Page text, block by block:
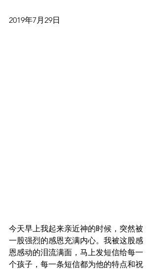
2019年7月29日
今天早上我起来亲近神的时候，突然被
一股强烈的感恩充满内心。我被这股感
恩感动的泪流满面，马上发短信给每一
个孩子，每一条短信都为他的特点和祝